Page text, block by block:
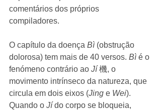
comentários dos próprios
compiladores.
O capítulo da doença Bì (obstrução
dolorosa) tem mais de 40 versos. Bì é o
fenómeno contrário ao Jí 機, o
movimento intrínseco da natureza, que
circula em dois eixos (Jing e Wei).
Quando o Jí do corpo se bloqueia,